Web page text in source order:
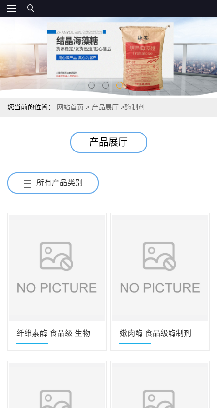
您当前的位置： 网站首页 > 产品展厅 >酶制剂
产品展厅
所有产品类别
纤维素酶 食品级 生物
嫩肉酶 食品级酶制剂